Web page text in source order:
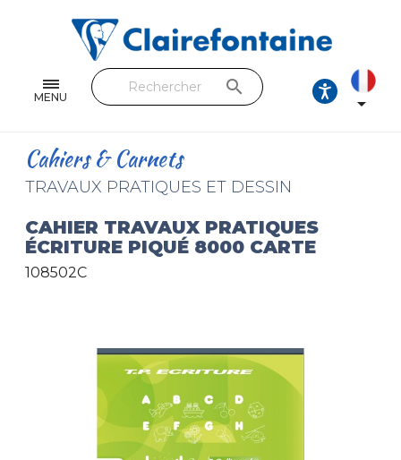
MENU
Feuilles & Copies
Beaux-arts & Dessin
Loisirs créatifs
Cuir & trousses
search

Cahiers & Carnets
TRAVAUX PRATIQUES ET DESSIN
CAHIER TRAVAUX PRATIQUES
ÉCRITURE PIQUÉ 8000 CARTE
108502C